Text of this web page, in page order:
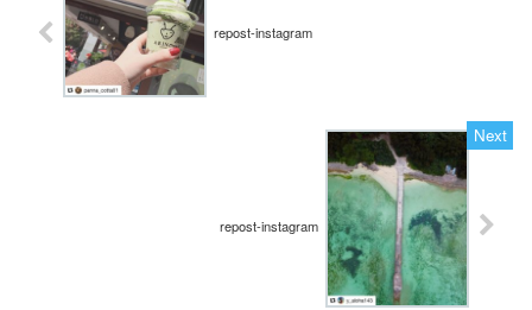
repost-instagram
repost-instagram